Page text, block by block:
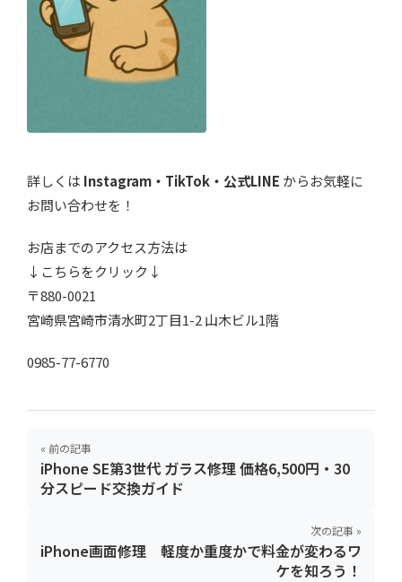
詳しくは Instagram ・ TikTok ・ 公式LINE からお気軽に
お問い合わせを！
お店までのアクセス方法は
↓こちらをクリック↓
〒880-0021
宮崎県宮崎市清水町2丁目1-2 山木ビル1階
0985-77-6770
« 前の記事
iPhone SE第3世代 ガラス修理 価格6,500円・30
分スピード交換ガイド
次の記事 »
iPhone画面修理 軽度か重度かで料金が変わるワ
ケを知ろう！